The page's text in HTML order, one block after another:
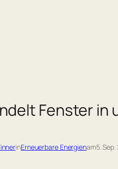
Fenster
inErneuerbare Energienam5.